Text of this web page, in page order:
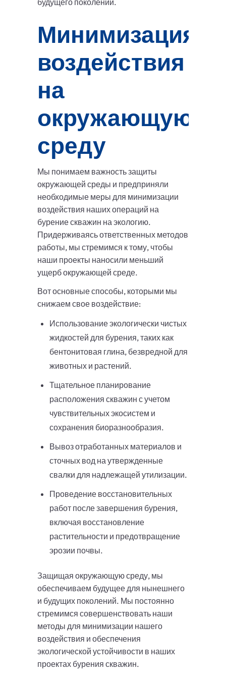
будущего поколений.
Минимизация
воздействия
на
окружающую
среду
Мы понимаем важность защиты
окружающей среды и предприняли
необходимые меры для минимизации
воздействия наших операций на
бурение скважин на экологию.
Придерживаясь ответственных методов
работы, мы стремимся к тому, чтобы
наши проекты наносили меньший
ущерб окружающей среде.
Вот основные способы, которыми мы
снижаем свое воздействие:
Использование экологически чистых
жидкостей для бурения, таких как
бентонитовая глина, безвредной для
животных и растений.
Тщательное планирование
расположения скважин с учетом
чувствительных экосистем и
сохранения биоразнообразия.
Вывоз отработанных материалов и
сточных вод на утвержденные
свалки для надлежащей утилизации.
Проведение восстановительных
работ после завершения бурения,
включая восстановление
растительности и предотвращение
эрозии почвы.
Защищая окружающую среду, мы
обеспечиваем будущее для нынешнего
и будущих поколений. Мы постоянно
стремимся совершенствовать наши
методы для минимизации нашего
воздействия и обеспечения
экологической устойчивости в наших
проектах бурения скважин.